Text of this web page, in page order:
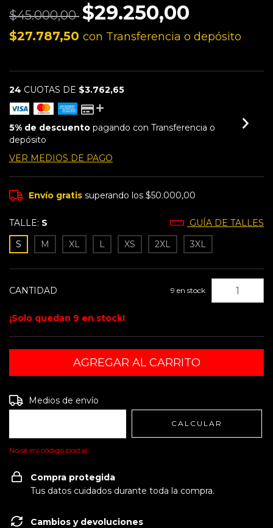
$45.000,00 $29.250,00
$27.787,50 con Transferencia o depósito
24 CUOTAS DE $3.762,65
5% de descuento pagando con Transferencia o
depósito
VER MEDIOS DE PAGO
Envío gratis superando los$50.000,00
TALLE: S
GUÍA DE TALLES
S
M XL L XS 2XL 3XL
CANTIDAD 9 en stock
¡Solo quedan 9 en stock!
Entregas para el CP:
Medios de envío
CALCULAR
No sé mi código postal
Compra protegida
Tus datos cuidados durante toda la compra.
Cambios y devoluciones